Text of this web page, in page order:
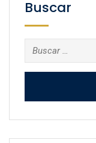
Buscar
Buscar: